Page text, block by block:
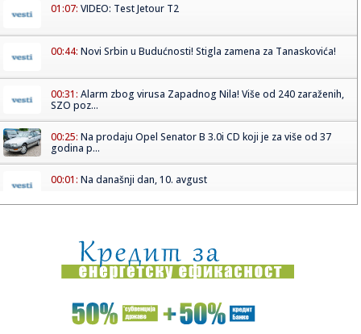
01:07: VIDEO: Test Jetour T2
00:44: Novi Srbin u Budućnosti! Stigla zamena za Tanaskovića!
00:31: Alarm zbog virusa Zapadnog Nila! Više od 240 zaraženih,
SZO poz...
00:25: Na prodaju Opel Senator B 3.0i CD koji je za više od 37
godina p...
00:01: Na današnji dan, 10. avgust
23:58:Petnaestogodišnjakinja osumnjičena za napad na devojku
(18): Pr...
23:57:Markes posle sedmog mesta: "Dovoljno sam se borio u
karijeri"